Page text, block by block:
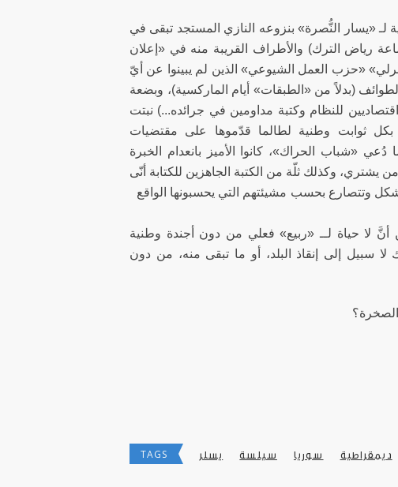
كثيراً.
لـ «يسار النُّصرة» بنزوعه النازي المستجد تبقى في
رياض الترك) والأطراف القريبة منه في «إعلان
«حزب العمل الشيوعي» الذين لم يبينوا عن أيّ
(بدلاً من «الطبقات» أيام الماركسية)، وبضعة
للنظام وكتبة مداومين في جرائده...) نبتت
بكل ثوابت وطنية لطالما قدّموها على مقتضيات
دُعي «شباب الحراك»، كانوا الأميز بانعدام الخبرة
يشتري، وكذلك ثلّة من الكتبة الجاهزين للكتابة أنّى
وتتصارع بحسب مشيئتهم التي يحسبونها الواقع
أنَّ لا حياة لــ «ربيع» فعلي من دون أجندة وطنية
سبيل إلى إنقاذ البلد، أو ما تبقى منه، من دون
TAGS يسلر سيلسة سوريا ديمقراطية